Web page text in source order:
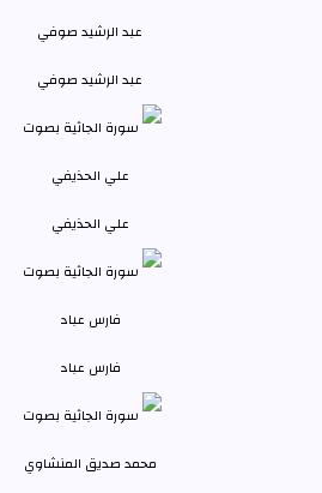
عبد الرشيد صوفي
علي الحذيفي
فارس عباد